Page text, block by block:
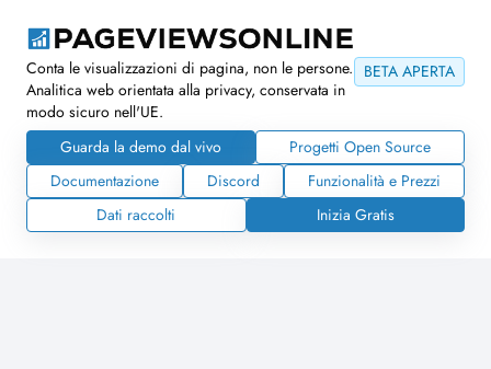
BETA APERTA
Conta le visualizzazioni di pagina, non le persone.
Analitica web orientata alla privacy, conservata in
modo sicuro nell'UE.
Guarda la demo dal vivo
Progetti Open Source
Documentazione
Discord
Funzionalità e Prezzi
Dati raccolti
Inizia Gratis